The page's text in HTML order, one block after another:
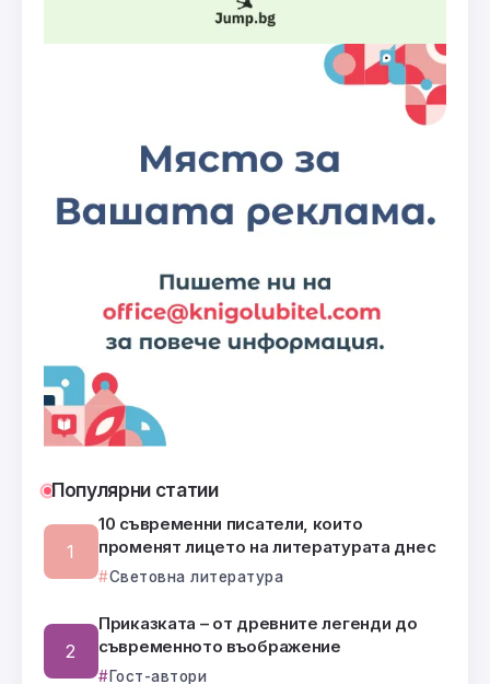
Популярни статии
10 съвременни писатели, които
променят лицето на литературата днес
Световна литература
Приказката – от древните легенди до
съвременното въображение
Гост-автори